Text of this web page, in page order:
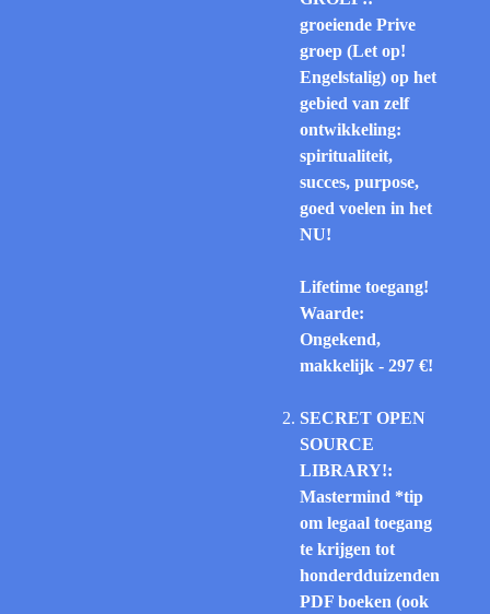
groeiende Prive
groep (Let op!
Engelstalig) op het
gebied van zelf
ontwikkeling:
spiritualiteit,
succes, purpose,
goed voelen in het
NU!
Lifetime toegang!
Waarde:
Ongekend,
makkelijk - 297 €!
SECRET OPEN
SOURCE
LIBRARY!:
Mastermind *tip
om legaal toegang
te krijgen tot
honderdduizenden
PDF boeken (ook